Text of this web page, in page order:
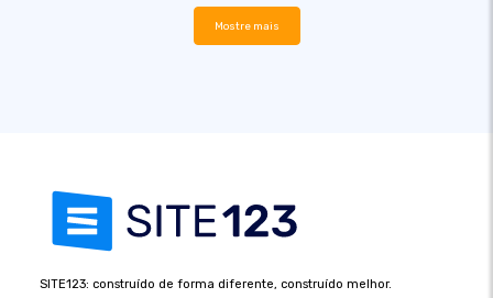
Mostre mais
SITE123: construído de forma diferente, construído melhor.